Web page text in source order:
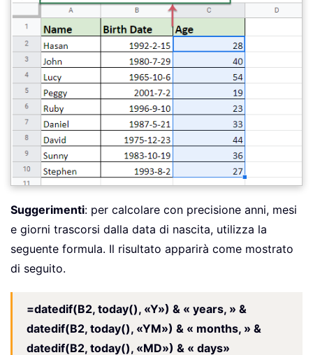
Suggerimenti: per calcolare con precisione anni, mesi
e giorni trascorsi dalla data di nascita, utilizza la
seguente formula. Il risultato apparirà come mostrato
di seguito.
=datedif(B2, today(), «Y») & « years, » &
datedif(B2, today(), «YM») & « months, » &
datedif(B2, today(), «MD») & « days»